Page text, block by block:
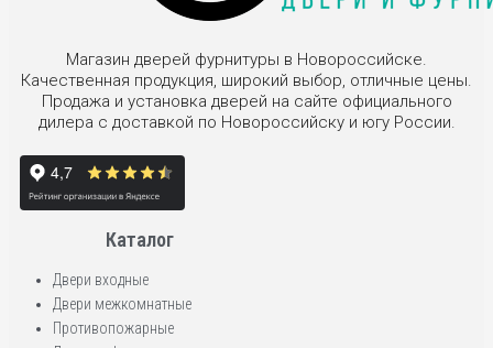
Магазин дверей фурнитуры в Новороссийске.
Качественная продукция, широкий выбор, отличные цены.
Продажа и установка дверей на сайте официального
дилера с доставкой по Новороссийску и югу России.
Каталог
Двери входные
Двери межкомнатные
Противопожарные